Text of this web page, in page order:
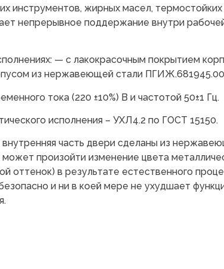
инструментов, жирных масел,
непрерывное поддержание внутри
— с лакокрасочным покрытием
из нержавеющей стали
тока (220 ±10%) В и частотой 50±1 Гц.
исполнения – УХЛ4.2 по ГОСТ 15150.
часть двери сделаны из
произойти изменение цвета
оттенок) в результате естественного
и ни в коей мере не ухудшает